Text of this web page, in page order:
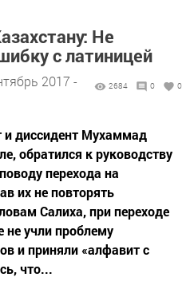
Не
с латиницей
2017 -
2684 0 0
и диссидент Мухаммад
обратился к руководству
перехода на
их не повторять
Салиха, при переходе
не учли проблему
и приняли «алфавит с
что...